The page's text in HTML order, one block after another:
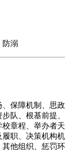
防溺
保障机制、思政
队、根基前提、
章程、举办者天
职、决策机构机
他组织、惩罚环